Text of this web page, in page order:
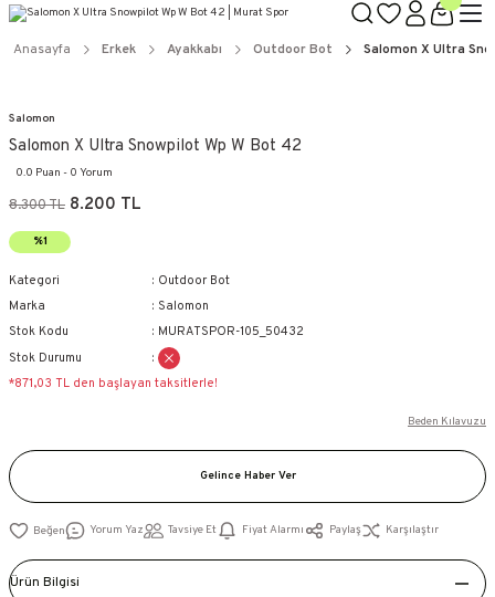
Anasayfa Erkek Ayakkabı Outdoor Bot Salomon X Ultra
Salomon
Salomon X Ultra Snowpilot Wp W Bot 42
0.0 Puan - 0 Yorum
8.300 TL 8.200 TL
%1
Kategori
Outdoor Bot
Marka
Salomon
Stok Kodu
MURATSPOR-105_50432
Stok Durumu
*871,03 TL den başlayan taksitlerle!
Beden Kılavuzu
Gelince Haber Ver
Yorum Yaz Tavsiye Et Fiyat Alarmı Paylaş Karşılaştır
Ürün Bilgisi